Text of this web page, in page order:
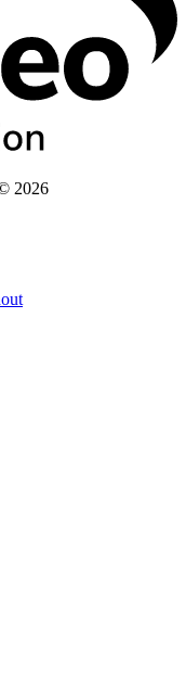
2026